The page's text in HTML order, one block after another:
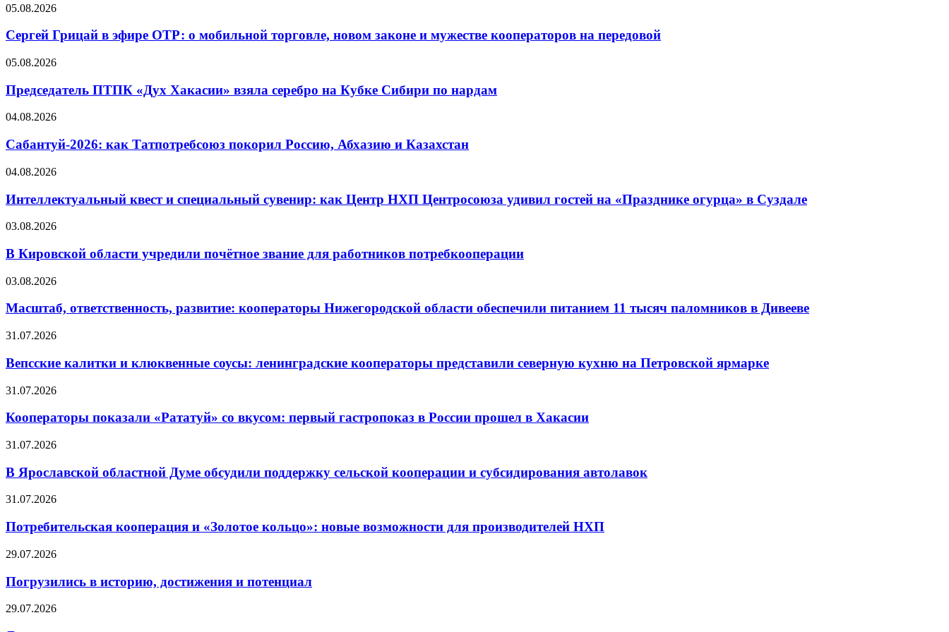
05.08.2026
Сергей Грицай в эфире ОТР: о мобильной торговле, новом законе и мужестве кооператоров на передовой
05.08.2026
Председатель ПТПК «Дух Хакасии» взяла серебро на Кубке Сибири по нардам
04.08.2026
Сабантуй-2026: как Татпотребсоюз покорил Россию, Абхазию и Казахстан
04.08.2026
Интеллектуальный квест и специальный сувенир: как Центр НХП Центросоюза удивил гостей на «Празднике огурца» в Суздале
03.08.2026
В Кировской области учредили почётное звание для работников потребкооперации
03.08.2026
Масштаб, ответственность, развитие: кооператоры Нижегородской области обеспечили питанием 11 тысяч паломников в Дивееве
31.07.2026
Вепсские калитки и клюквенные соусы: ленинградские кооператоры представили северную кухню на Петровской ярмарке
31.07.2026
Кооператоры показали «Рататуй» со вкусом: первый гастропоказ в России прошел в Хакасии
31.07.2026
В Ярославской областной Думе обсудили поддержку сельской кооперации и субсидирования автолавок
31.07.2026
Потребительская кооперация и «Золотое кольцо»: новые возможности для производителей НХП
29.07.2026
Погрузились в историю, достижения и потенциал
29.07.2026